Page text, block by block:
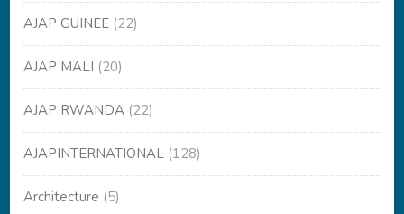
AJAP GUINEE (22)
AJAP MALI (20)
AJAP RWANDA (22)
AJAPINTERNATIONAL (128)
Architecture (5)